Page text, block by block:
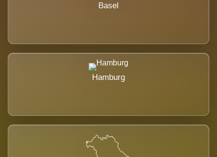
Basel
Hamburg